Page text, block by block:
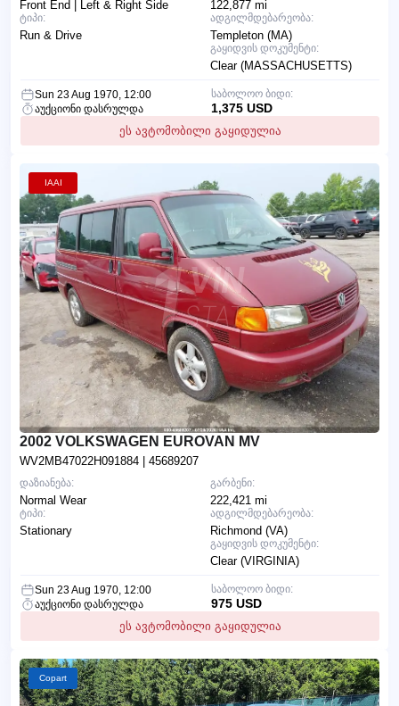
122,877 mi
ადგილმდებარეობა:
Templeton (MA)
გაყიდვის დოკუმენტი:
Clear (MASSACHUSETTS)
Front End | Left & Right Side
ტიპი:
Run & Drive
Sun 23 Aug 1970, 12:00
აუქციონი დასრულდა
ეს ავტომობილი გაყიდულია
საბოლოო ბიდი:
1,375 USD
IAAI
2002 VOLKSWAGEN EUROVAN MV
WV2MB47022H091884 | 45689207
გარბენი:
222,421 mi
ადგილმდებარეობა:
Richmond (VA)
გაყიდვის დოკუმენტი:
Clear (VIRGINIA)
დაზიანება:
Normal Wear
ტიპი:
Stationary
Sun 23 Aug 1970, 12:00
აუქციონი დასრულდა
ეს ავტომობილი გაყიდულია
საბოლოო ბიდი:
975 USD
Copart